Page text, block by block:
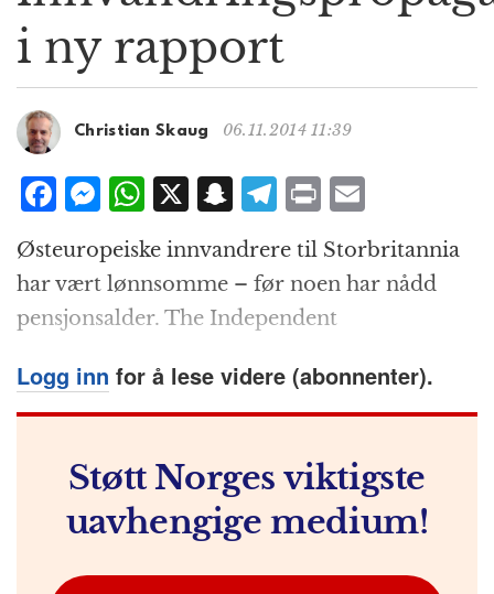
g
a
t
i
n
i ny rapport
Christian Skaug 06.11.2014 11:39
F
c
e
b
o
o
M
ss
e
n
g
e
W
h
at
s
A
p
p
X S
n
a
p
c
h
at
T
el
e
g
r
a
m
P
n
t
m
ai
l
Østeuropeiske innvandrere til Storbritannia
har vært lønnsomme – før noen har nådd
pensjons­alder. The Independent
Logg inn for å lese videre (abonnenter).
Støtt Norges viktigste
uavhengige medium!